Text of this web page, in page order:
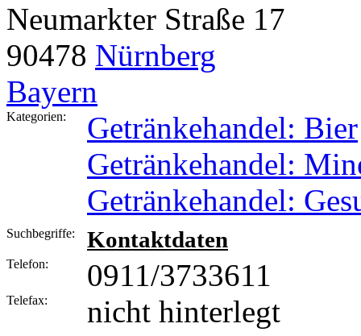
Neumarkter Straße 17
90478 Nürnberg
Bayern
Kategorien:
Getränkehandel: Bier
Getränkehandel:
Getränkehandel:
Suchbegriffe: Kontaktdaten
Telefon: 0911/3733611
Telefax: nicht hinterlegt